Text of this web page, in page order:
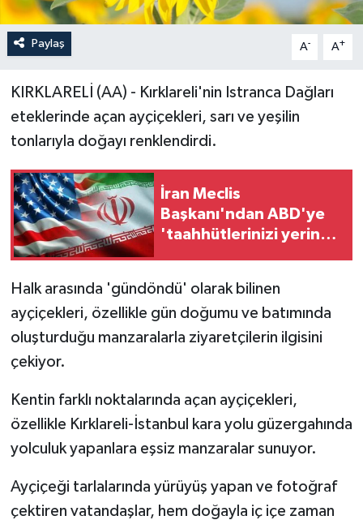
Paylaş A- A+
KIRKLARELİ (AA) - Kırklareli'nin Istranca Dağları
eteklerinde açan ayçiçekleri, sarı ve yeşilin
tonlarıyla doğayı renklendirdi.
İran Meclis
Başkanı'ndan ABD'ye
'taahhütlerinizi yerine
Halk arasında 'gündöndü' olarak bilinen
ayçiçekleri, özellikle gün doğumu ve batımında
oluşturduğu manzaralarla ziyaretçilerin ilgisini
çekiyor.
Kentin farklı noktalarında açan ayçiçekleri,
özellikle Kırklareli-İstanbul kara yolu güzergahında
yolculuk yapanlara eşsiz manzaralar sunuyor.
Ayçiçeği tarlalarında yürüyüş yapan ve fotoğraf
çektiren vatandaşlar, hem doğayla iç içe zaman